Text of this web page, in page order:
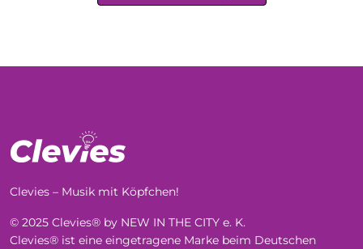
Clevies – Musik mit Köpfchen!
© 2025 Clevies® by NEW IN THE CITY e. K.
Clevies® ist eine eingetragene Marke beim Deutschen